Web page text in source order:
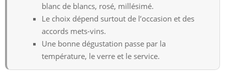
blanc de blancs, rosé, millésimé.
Le choix dépend surtout de l’occasion et des
accords mets-vins.
Une bonne dégustation passe par la
température, le verre et le service.